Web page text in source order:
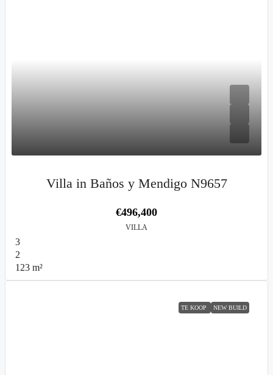
Villa in Baños y Mendigo N9657
€496,400
VILLA
3
2
123 m²
TE KOOP NEW BUILD